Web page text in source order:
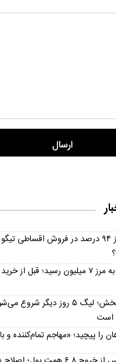
قیمت باتری خودرو به مرز ۷ میلیون رسید؛
معمای علیرضا جهانبخش؛ لیگ ۵ روز
است
را پیچید؛ «مهاجم تمام‌کننده و